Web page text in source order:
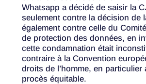
Whatsapp a décidé de saisir la
seulement contre la décision de
également contre celle du
de protection des données, en
cette condamnation était
contraire à la Convention
droits de l’homme, en particulier
procès équitable.